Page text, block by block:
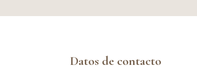
Datos de contacto